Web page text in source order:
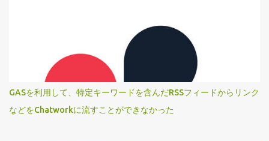
GASを利用して、特定キーワードを含んだRSSフィードからリンク
などをChatworkに流すことができなかった